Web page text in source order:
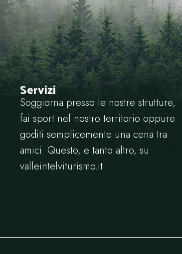
Servizi
Soggiorna presso le nostre strutture,
fai sport nel nostro territorio oppure
goditi semplicemente una cena tra
amici. Questo, e tanto altro, su
valleintelviturismo.it